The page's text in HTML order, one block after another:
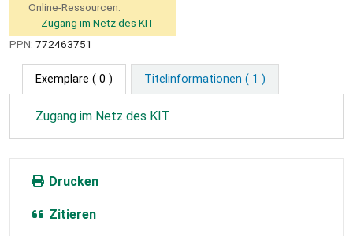
Online-Ressourcen:
Zugang im Netz des KIT
PPN: 772463751
Exemplare ( 0 ) Titelinformationen ( 1 )
Zugang im Netz des KIT
Drucken
Zitieren